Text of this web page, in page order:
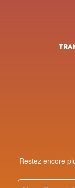
Restez encore